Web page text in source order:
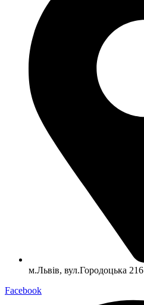
м.Львів, вул.Городоцька 216
Facebook